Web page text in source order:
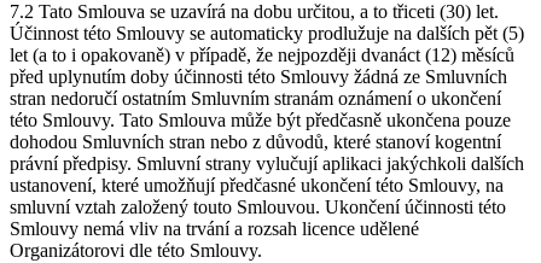
7.2 Tato Smlouva se uzavírá na dobu určitou, a to třiceti (30) let.
Účinnost této Smlouvy se automaticky prodlužuje na dalších pět (5)
let (a to i opakovaně) v případě, že nejpozději dvanáct (12) měsíců
před uplynutím doby účinnosti této Smlouvy žádná ze Smluvních
stran nedoručí ostatním Smluvním stranám oznámení o ukončení
této Smlouvy. Tato Smlouva může být předčasně ukončena pouze
dohodou Smluvních stran nebo z důvodů, které stanoví kogentní
právní předpisy. Smluvní strany vylučují aplikaci jakýchkoli dalších
ustanovení, které umožňují předčasné ukončení této Smlouvy, na
smluvní vztah založený touto Smlouvou. Ukončení účinnosti této
Smlouvy nemá vliv na trvání a rozsah licence udělené
Organizátorovi dle této Smlouvy.